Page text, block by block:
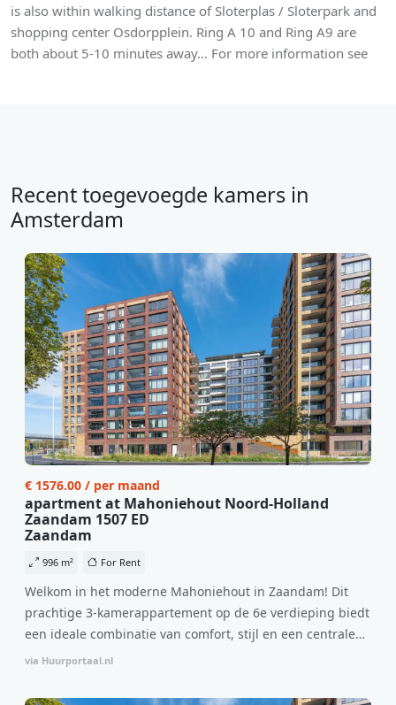
is also within walking distance of Sloterplas / Sloterpark and
shopping center Osdorpplein. Ring A 10 and Ring A9 are
both about 5-10 minutes away... For more information see
Recent toegevoegde kamers in
Amsterdam
€ 1576.00 / per maand
apartment at Mahoniehout Noord-Holland
Zaandam 1507 ED
Zaandam
996 m² For Rent
Welkom in het moderne Mahoniehout in Zaandam! Dit
prachtige 3-kamerappartement op de 6e verdieping biedt
een ideale combinatie van comfort, stijl en een centrale
locatie. Met een huurprijs van €1.576 per maand
per maand is dit een geweldige kans voor professionals
via Huurportaal.nl